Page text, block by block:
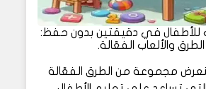
للأطفال في دقيقتين بدون حفظ:
والألعاب الفعّالة.
مجموعة من الطرق الفعّالة